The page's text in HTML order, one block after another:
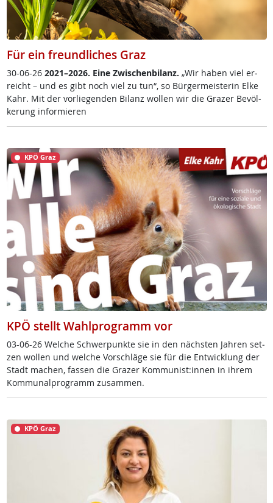
Für ein freundliches Graz
30-06-26 2021–2026. Ei­ne Zwi­schen­bi­lanz. „Wir ha­ben viel er­
reich­t – und es gibt noch viel zu tun“, so Bür­ger­meis­te­rin El­ke
Kahr. Mit der vor­lie­gen­den Bi­lanz wol­len wir die Gra­zer Be­völ­
ke­rung in­for­mie­ren
KPÖ Graz
KPÖ stellt Wahlprogramm vor
03-06-26 Wel­che Schwer­punk­te sie in den nächs­ten Jah­ren set­
zen wol­len und wel­che Vor­schlä­ge sie für die Ent­wick­lung der
Stadt ma­chen, fas­sen die Gra­zer Kom­mu­nist:in­nen in ih­rem
Kom­mu­nal­pro­gramm zu­sam­men.
KPÖ Graz